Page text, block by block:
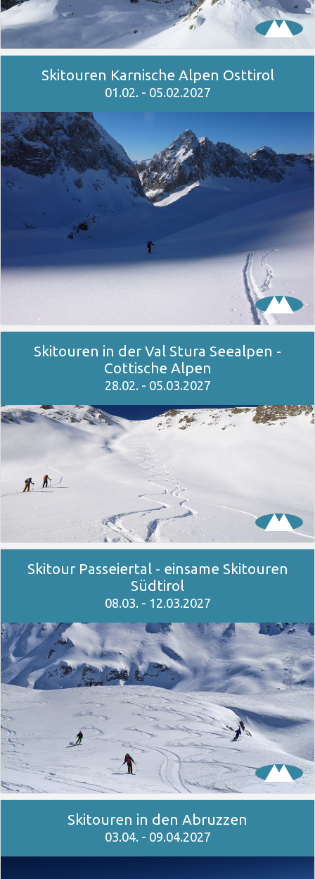
Skitouren Karnische Alpen Osttirol
01.02. - 05.02.2027
Skitouren in der Val Stura Seealpen -
Cottische Alpen
28.02. - 05.03.2027
Skitour Passeiertal - einsame Skitouren
Südtirol
08.03. - 12.03.2027
Skitouren in den Abruzzen
03.04. - 09.04.2027